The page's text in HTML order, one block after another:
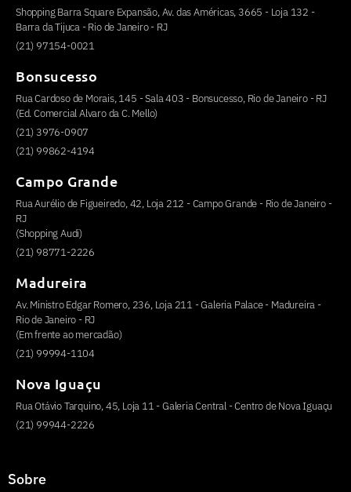
Shopping Barra Square Expansão, Av. das Américas, 3665 - Loja 132 -
Barra da Tijuca - Rio de Janeiro - RJ
(21) 97154-0021
Bonsucesso
Rua Cardoso de Morais, 145 - Sala 403 - Bonsucesso, Rio de Janeiro - RJ
(Ed. Comercial Alvaro da C. Mello)
(21) 3976-0907
(21) 99862-4194
Campo Grande
Rua Aurélio de Figueiredo, 42, Loja 212 - Campo Grande - Rio de Janeiro -
RJ
(Shopping Audi)
(21) 98771-2226
Madureira
Av. Ministro Edgar Romero, 236, Loja 211 - Galeria Palace - Madureira -
Rio de Janeiro - RJ
(Em frente ao mercadão)
(21) 99994-1104
Nova Iguaçu
Rua Otávio Tarquino, 45, Loja 11 - Galeria Central - Centro de Nova Iguaçu
(21) 99944-2226
Sobre